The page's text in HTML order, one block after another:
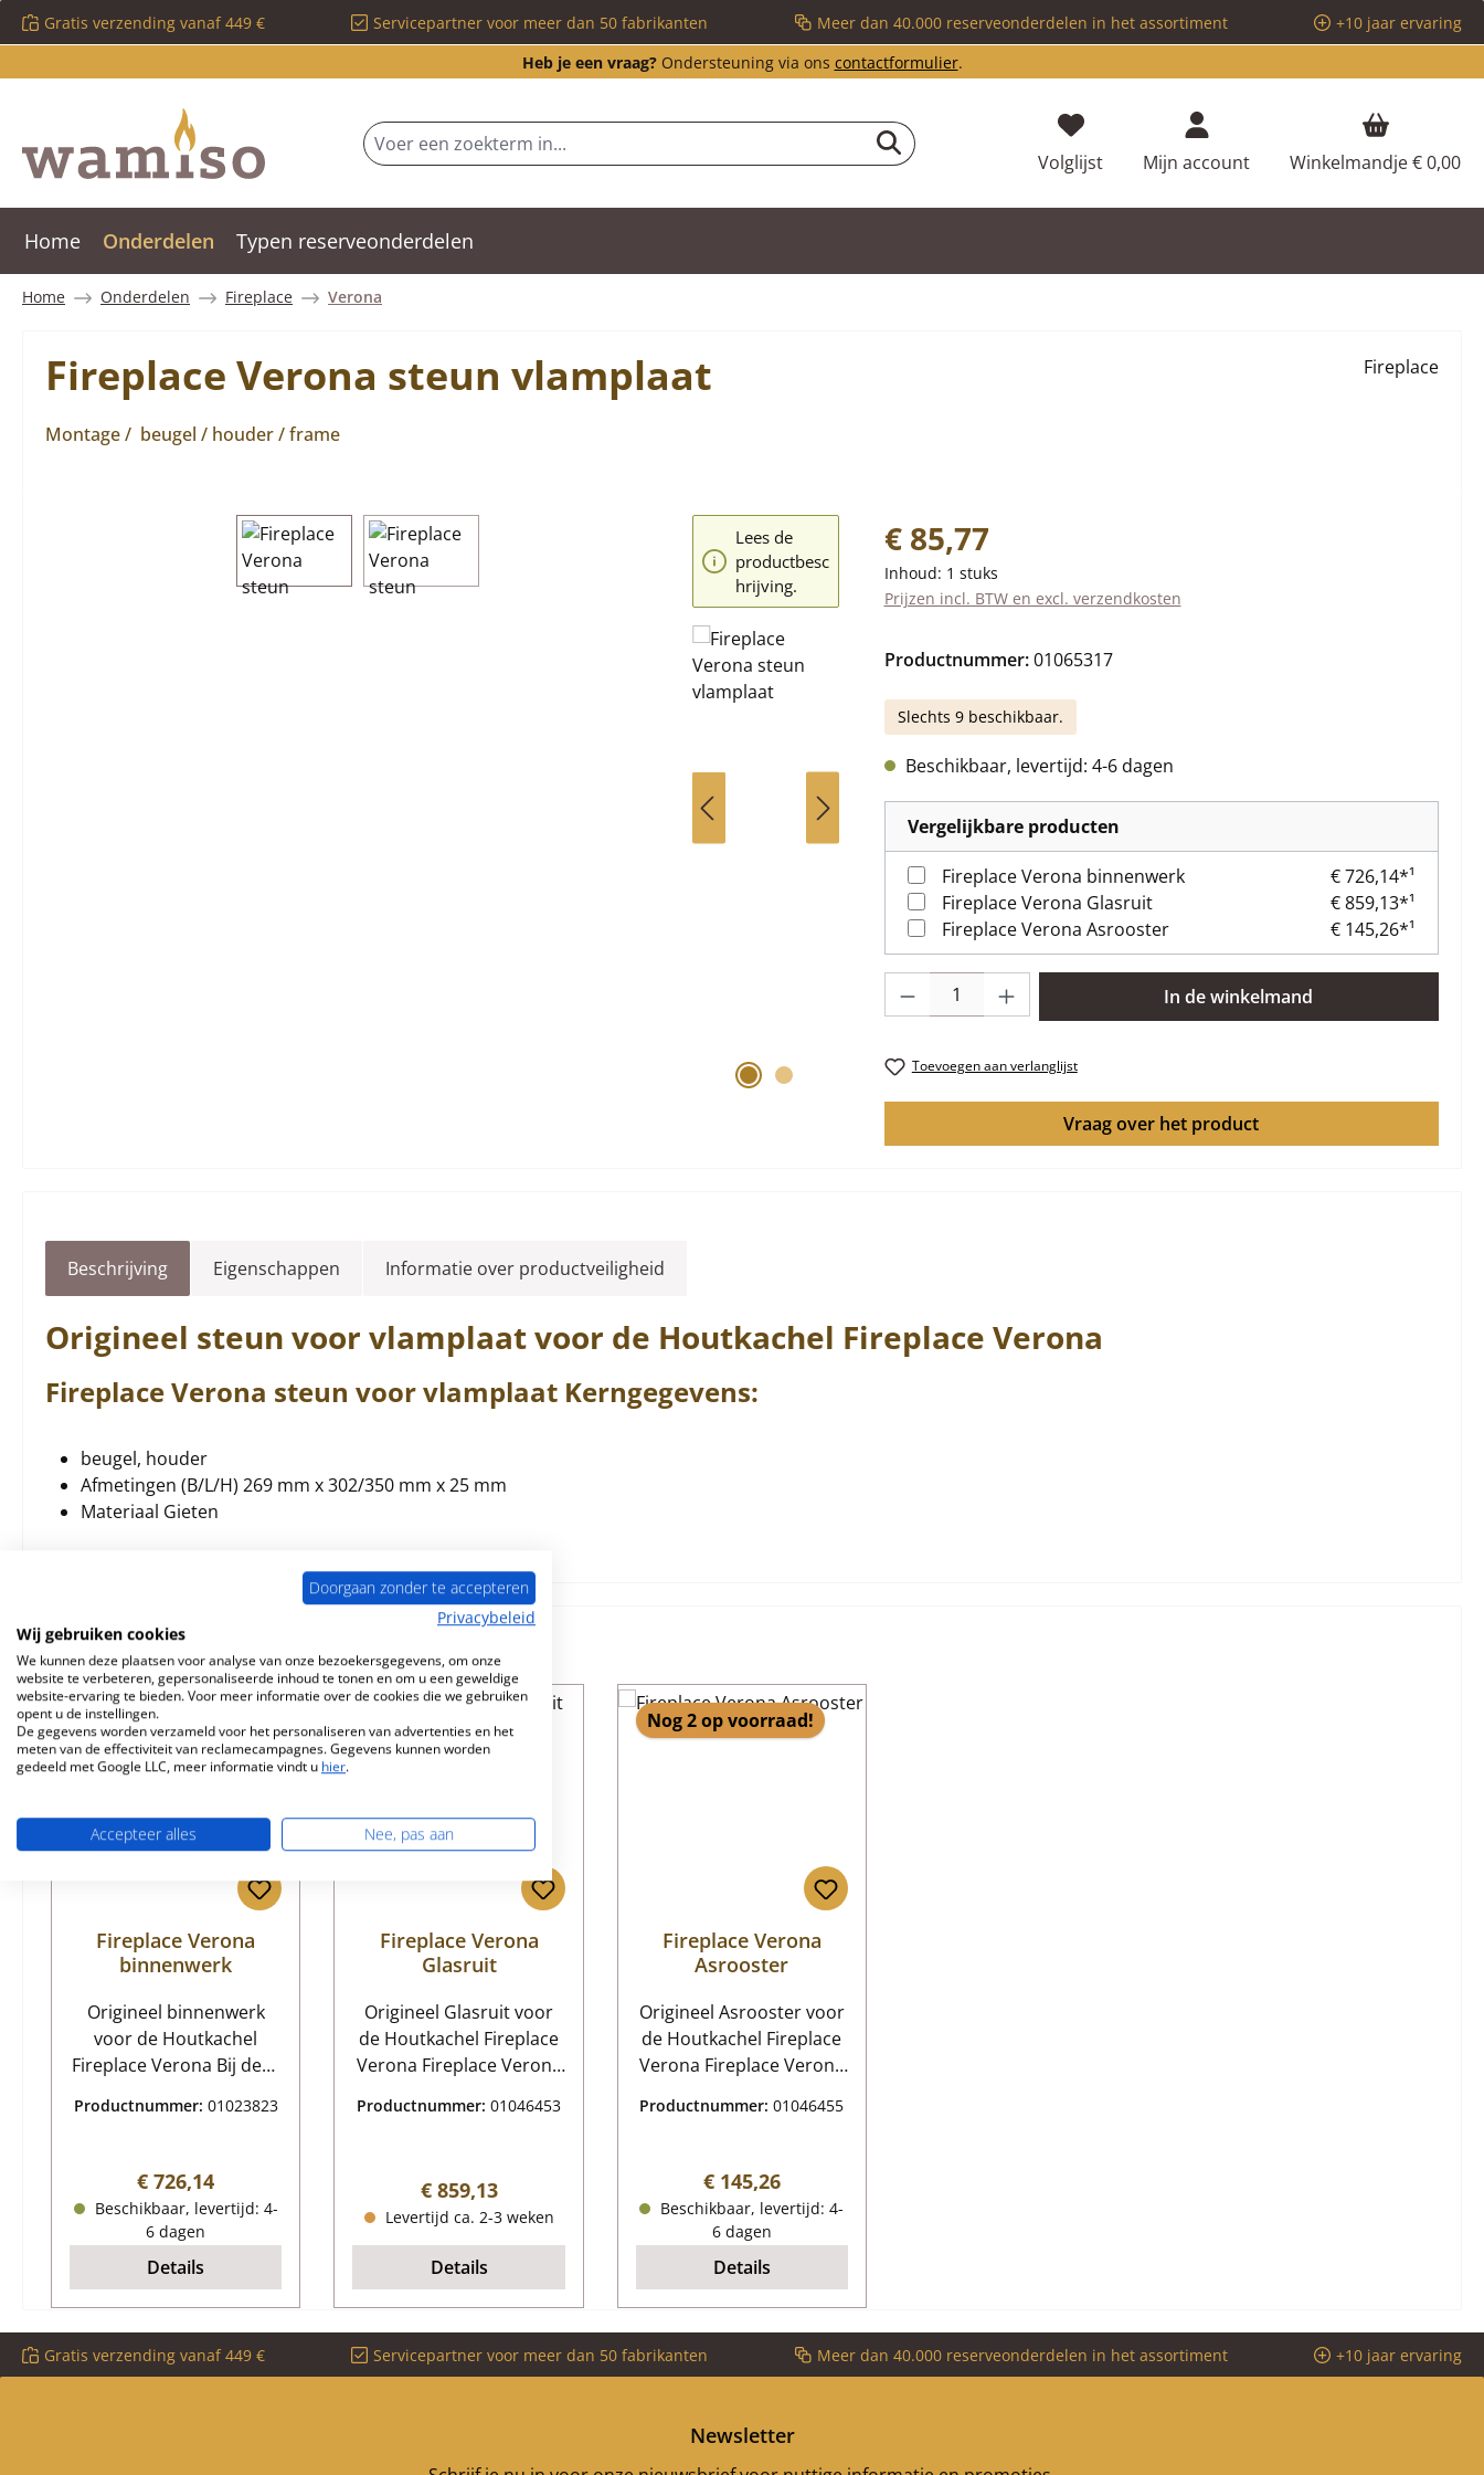
naar de hoofdinhoud
Ga naar de zoekopdracht
Ga naar de hoofdnavigatie
Gratis verzending vanaf 449 € Servicepartner voor meer dan 50 fabrikanten Meer dan 40.000 reserveonderdelen in het assortiment
+10 jaar ervaring
Heb je een vraag?Ondersteuning via ons contactformulier.
VolglijstJe hebt 0 items op je verlanglijstje
Mijn account Winkelmandje€ 0,00
Home Onderdelen Typen reserveonderdelen
Home Onderdelen Fireplace Verona
Fireplace Verona steun vlamplaat
Montage / beugel / houder / frame
Fireplace
Afbeeldingengalerij overslaan
Lees de
productbesc
hrijving.
Normale prijs:
€ 85,77
Inhoud: 1 stuks
Prijzen incl. BTW en excl. verzendkosten
Productnummer:01065317
Slechts 9 beschikbaar.
Beschikbaar, levertijd: 4-6 dagen
Vergelijkbare producten
Fireplace Verona binnenwerk
€ 726,14*¹
Fireplace Verona Glasruit
€ 859,13*¹
Fireplace Verona Asrooster
€ 145,26*¹
Producthoeveelheid: Voer de gewenste hoeveelheid in of gebruik de knoppen
In de winkelmand
Toevoegen aan verlanglijst
Vraag over het product
Beschrijving Eigenschappen Informatie over productveiligheid
Origineel steun voor vlamplaat voor de Houtkachel Fireplace Verona
FireplaceVerona steun voorvlamplaat Kerngegevens:
beugel, houder
Afmetingen (B/L/H) 269 mm x 302/350 mm x 25 mm
Materiaal Gieten
Vergelijkbare producten
Productgalerij overslaan
Nog 1 op voorraad!
Fireplace Verona
binnenwerk
Origineel binnenwerk
voor de Houtkachel
Fireplace Verona Bij deze
Spanningsomleiding aan
houdingsframe. 14-delige
set Fireplace Verona
binnenwerk
Kerngegevens: 14 stuks
Bekleding vuurhaard,
bakstenen
verbrandingskamer
Materiaal vermiculiet
Zijsteen links voorzijde
Productnummer: 01023823
Normale prijs:
€ 726,14
Beschikbaar, levertijd: 4-
6 dagen
Details
Fireplace Verona
Glasruit
Origineel Glasruit voor
de Houtkachel Fireplace
Verona Fireplace Verona
kijkvenster, glasplaat
Booglengte 420 mm
Materiaal Glas
Productnummer:01046453
Normale prijs:
€ 859,13
Levertijd ca. 2-3 weken
Details
Nog 2 op voorraad!
Fireplace Verona
Asrooster
Origineel Asrooster voor
de Houtkachel Fireplace
Verona Fireplace Verona
gietijzeren rooster,
(B/L/H) 325 mm x 300
mm x 30 mm Materiaal
Gieten
Productnummer:01046455
Normale prijs:
€ 145,26
Beschikbaar, levertijd: 4-
6 dagen
Details
Gratis verzending vanaf 449 € Servicepartner voor meer dan 50 fabrikanten Meer dan 40.000 reserveonderdelen in het assortiment +10 jaar ervaring
Newsletter
Doorgaan zonder te accepteren
Privacybeleid
Wij gebruiken cookies
We kunnen deze plaatsen voor analyse van onze bezoekersgegevens, om onze
website te verbeteren, gepersonaliseerde inhoud te tonen en om u een geweldige
website-ervaring te bieden. Voor meer informatie over de cookies die we gebruiken
opent u de instellingen.
De gegevens worden verzameld voor het personaliseren van advertenties en het
meten van de effectiviteit van reclamecampagnes. Gegevens kunnen worden
gedeeld met Google LLC, meer informatie vindt u hier.
Accepteer alles Nee, pas aan